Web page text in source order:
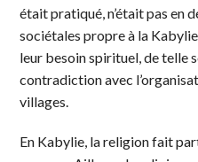
était pratiqué, n’était pas en
sociétales propre à la
leur besoin spirituel, de telle
contradiction avec
villages.
En Kabylie, la religion fait